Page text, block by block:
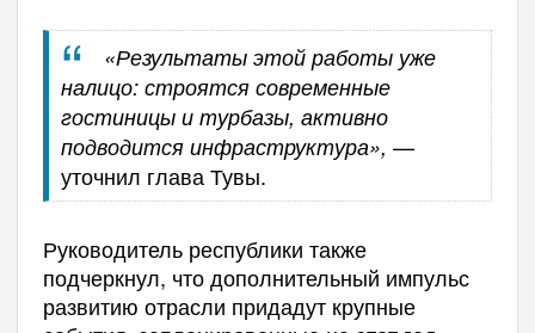
«Результаты этой работы уже
налицо: строятся современные
гостиницы и турбазы, активно
подводится инфраструктура», —
уточнил глава Тувы.
Руководитель республики также
подчеркнул, что дополнительный импульс
развитию отрасли придадут крупные